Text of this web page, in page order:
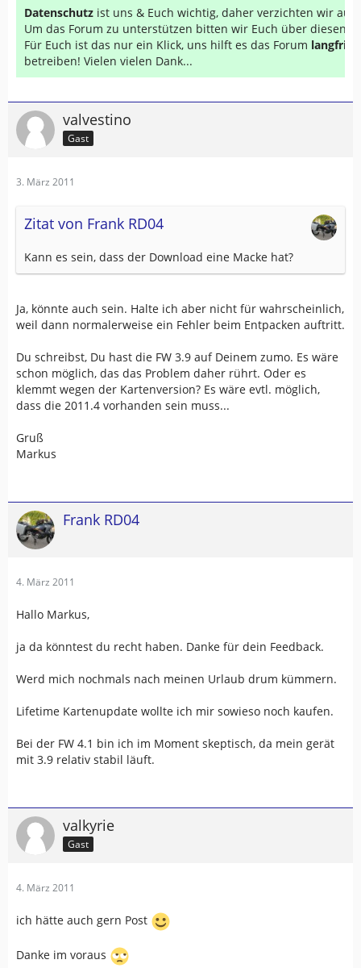
Datenschutz ist uns & Euch wichtig, daher verzichten wir auf
Um das Forum zu unterstützen bitten wir Euch über diesen
Für Euch ist das nur ein Klick, uns hilft es das Forum
betreiben! Vielen vielen Dank...
valvestino
Gast
3. März 2011
Zitat von Frank RD04
Kann es sein, dass der Download eine Macke hat?
Ja, könnte auch sein. Halte ich aber nicht für wahrscheinlich,
weil dann normalerweise ein Fehler beim Entpacken auftritt.
Du schreibst, Du hast die FW 3.9 auf Deinem zumo. Es wäre
schon möglich, das das Problem daher rührt. Oder es
klemmt wegen der Kartenversion? Es wäre evtl. möglich,
dass die 2011.4 vorhanden sein muss...
Gruß
Markus
Frank RD04
4. März 2011
Hallo Markus,
ja da könntest du recht haben. Danke für dein Feedback.
Werd mich nochmals nach meinen Urlaub drum kümmern.
Lifetime Kartenupdate wollte ich mir sowieso noch kaufen.
Bei der FW 4.1 bin ich im Moment skeptisch, da mein gerät
mit 3.9 relativ stabil läuft.
valkyrie
Gast
4. März 2011
ich hätte auch gern Post
Danke im voraus